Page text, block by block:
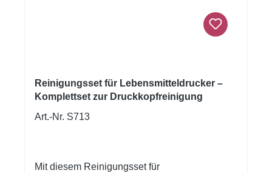
Reinigungsset für Lebensmitteldrucker –
Komplettset zur Druckkopfreinigung
Art.-Nr. S713
Mit diesem Reinigungsset für